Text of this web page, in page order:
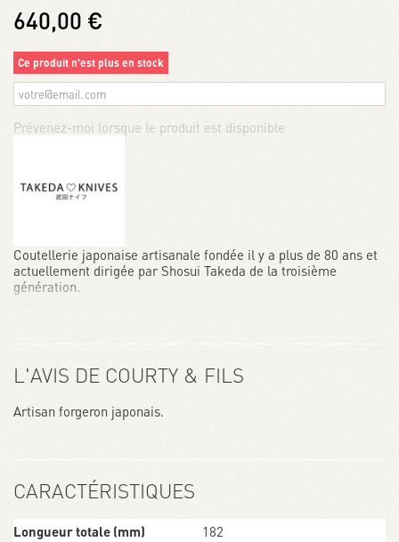
640,00 €
Ce produit n'est plus en stock
Prévenez-moi lorsque le produit est disponible
Coutellerie japonaise artisanale fondée il y a plus de 80 ans et
actuellement dirigée par Shosui Takeda de la troisième
génération.
L'AVIS DE COURTY & FILS
Artisan forgeron japonais.
CARACTÉRISTIQUES
Longueur totale (mm)
182